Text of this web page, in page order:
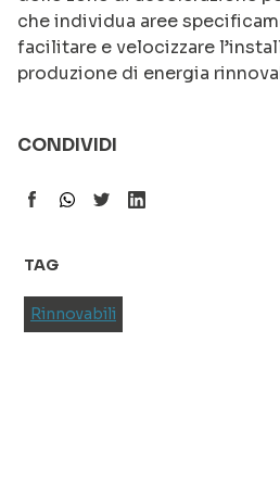
che individua aree
facilitare e velocizzare
produzione di energia
CONDIVIDI
TAG
Rinnovabili